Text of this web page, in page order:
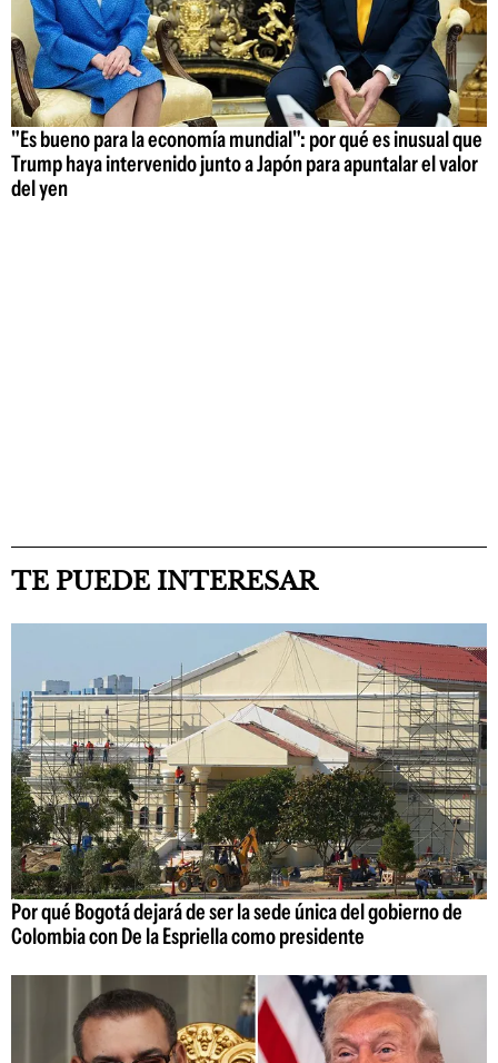
"Es bueno para la economía mundial": por qué es inusual que
Trump haya intervenido junto a Japón para apuntalar el valor
del yen
TE PUEDE INTERESAR
Por qué Bogotá dejará de ser la sede única del gobierno de
Colombia con De la Espriella como presidente